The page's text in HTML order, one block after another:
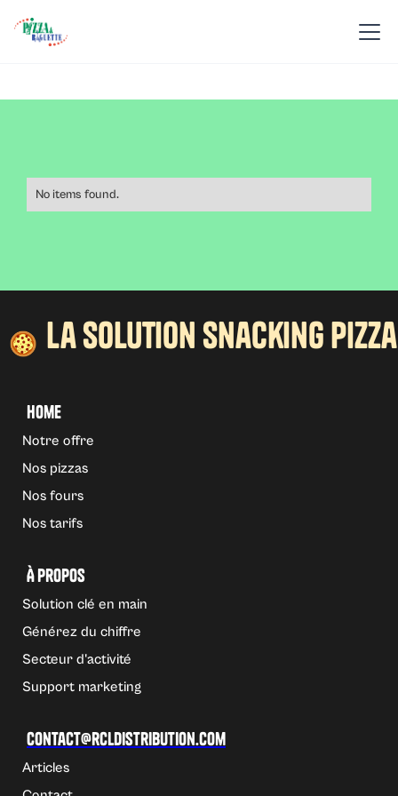
No items found.
la solution snacking pizza
Home
Notre offre
Nos pizzas
Nos fours
Nos tarifs
À propos
Solution clé en main
Générez du chiffre
Secteur d'activité
Support marketing
Articles
Contact@rcldistribution.com